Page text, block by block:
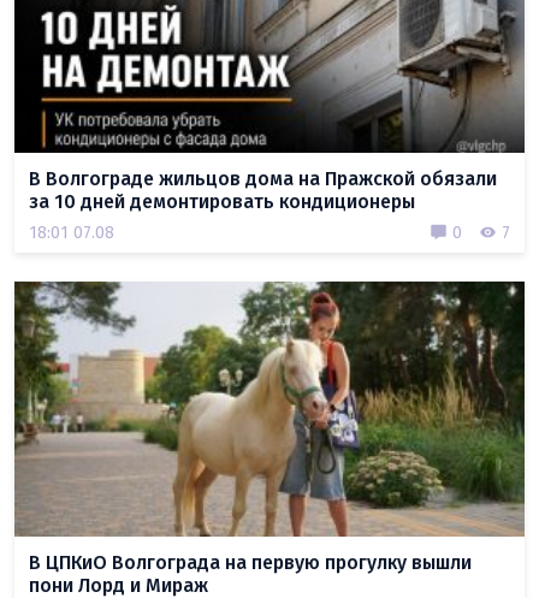
В Волгограде жильцов дома на Пражской обязали
за 10 дней демонтировать кондиционеры
18:01 07.08 0 7
В ЦПКиО Волгограда на первую прогулку вышли
пони Лорд и Мираж